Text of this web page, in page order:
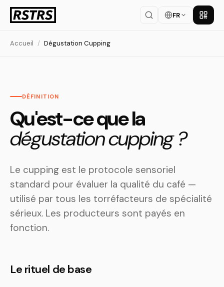
FR
Accueil / Dégustation Cupping
DÉFINITION
Qu'est-ce que la
dégustation cupping ?
Le cupping est le protocole sensoriel
standard pour évaluer la qualité du café —
utilisé par tous les torréfacteurs de spécialité
sérieux. Les producteurs sont payés en
fonction.
Le rituel de base